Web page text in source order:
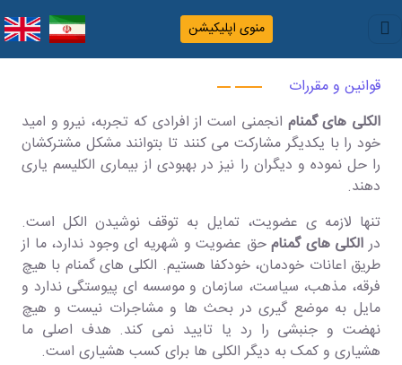
منوی اپلیکیشن
قوانین و مقررات
الکلی های گمنام انجمنی است از افرادی که تجربه، نیرو و امید
خود را با یکدیگر مشارکت می کنند تا بتوانند مشکل مشترکشان
را حل نموده و دیگران را نیز در بهبودی از بیماری الکلیسم یاری
دهند.
تنها لازمه ی عضویت، تمایل به توقف نوشیدن الکل است.
درالکلی های گمنامحق عضویت و شهریه ای وجود ندارد، ما از
طریق اعانات خودمان، خودکفا هستیم. الکلی های گمنام با هیچ
فرقه، مذهب، سیاست، سازمان و موسسه ای پیوستگی ندارد و
مایل به موضع گیری در بحث ها و مشاجرات نیست و هیچ
نهضت و جنبشی را رد یا تایید نمی کند. هدف اصلی ما
هشیاری و کمک به دیگر الکلی ها برای کسب هشیاری است.